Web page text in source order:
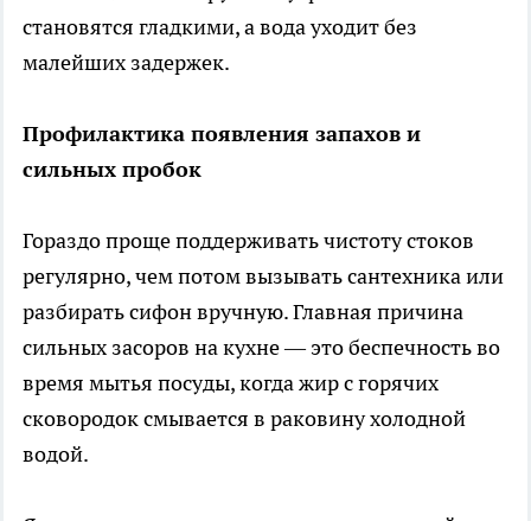
становятся гладкими, а вода уходит без
малейших задержек.
Профилактика появления запахов и
сильных пробок
Гораздо проще поддерживать чистоту стоков
регулярно, чем потом вызывать сантехника или
разбирать сифон вручную. Главная причина
сильных засоров на кухне — это беспечность во
время мытья посуды, когда жир с горячих
сковородок смывается в раковину холодной
водой.